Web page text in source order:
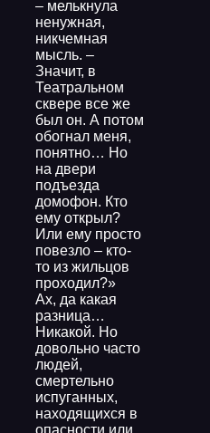
– мелькнула
ненужная,
никчемная
мысль. –
Значит, в
Театральном
сквере все же
был он. А потом
обогнал меня,
понятно… Но
на двери
подъезда
домофон. Кто
ему открыл?
Или ему просто
повезло – кто-
то из жильцов
проходил?»
Ах, да какая
разница…
Никакой. Но
довольно часто
людей,
смертельно
испуганных,
находящихся в
опасности или